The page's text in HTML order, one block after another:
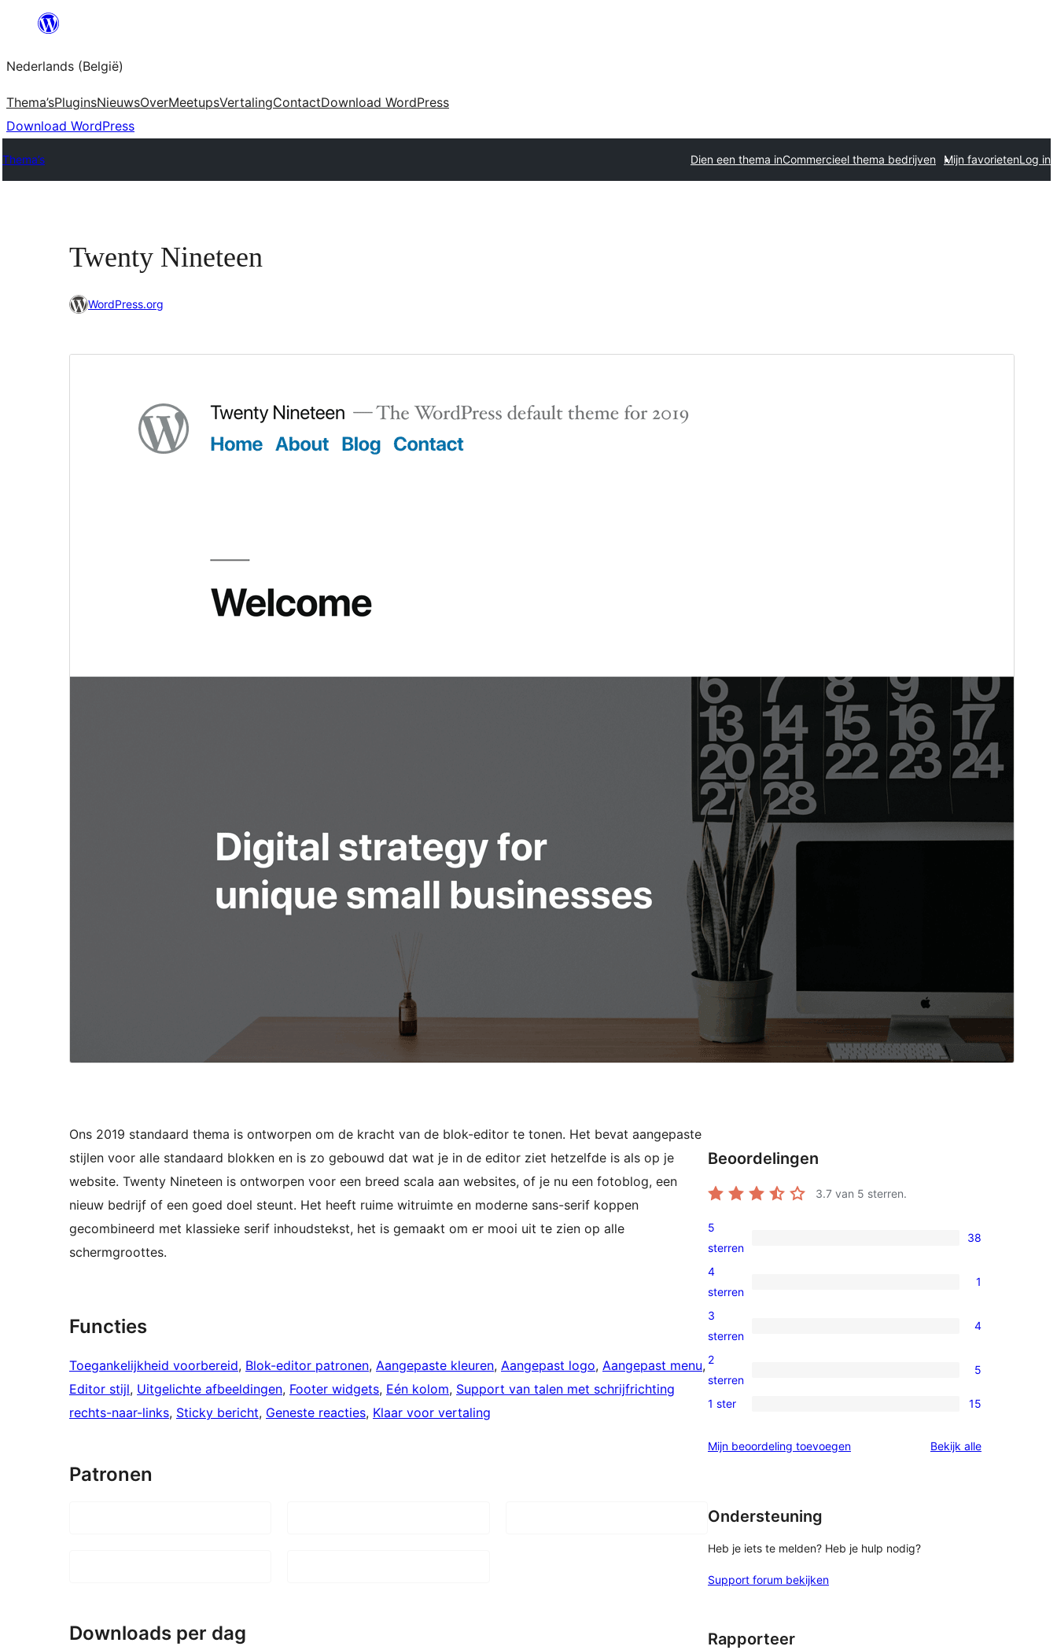
Spring
de
inhoud
Nederlands (België)
Thema’sPluginsNieuwsOverMeetupsVertalingContactDownload WordPress
Download WordPress
Thema’s Dien een thema inCommercieel thema bedrijven Mijn favorietenLog in
Twenty Nineteen
WordPress.org
Ons 2019 standaard thema is ontworpen om de kracht van de blok-editor te tonen. Het bevat aangepaste
stijlen voor alle standaard blokken en is zo gebouwd dat wat je in de editor ziet hetzelfde is als op je
website. Twenty Nineteen is ontworpen voor een breed scala aan websites, of je nu een fotoblog, een
nieuw bedrijf of een goed doel steunt. Het heeft ruime witruimte en moderne sans-serif koppen
gecombineerd met klassieke serif inhoudstekst, het is gemaakt om er mooi uit te zien op alle
schermgroottes.
Functies
Toegankelijkheid voorbereid, Blok-editor patronen, Aangepaste kleuren, Aangepast logo, Aangepast menu ,
Editor stijl, Uitgelichte afbeeldingen, Footer widgets, Eén kolom, Support van talen met schrijfrichting
rechts-naar-links, Sticky bericht, Geneste reacties, Klaar voor vertaling
Patronen
Downloads per dag
Beoordelingen
3.7 van 5 sterren.
38
5
sterren
5
sterren
38
1
4
ster
4
sterren
1
4
3
sterren
3
sterren
4
5
2
beoordeling
2
sterren
5
15
sterren
1 ster 15
Mijn beoordeling toevoegen Bekijk allebeoordelingen
Ondersteuning
Heb je iets te melden? Heb je hulp nodig?
Support forum bekijken
Rapporteer